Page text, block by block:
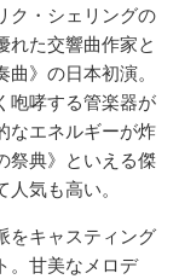
ク・シェリングの
れた交響曲作家と
》の日本初演。
咆哮する管楽器が
なエネルギーが炸
祭典》といえる傑
気も高い。
をキャスティング
。甘美なメロデ